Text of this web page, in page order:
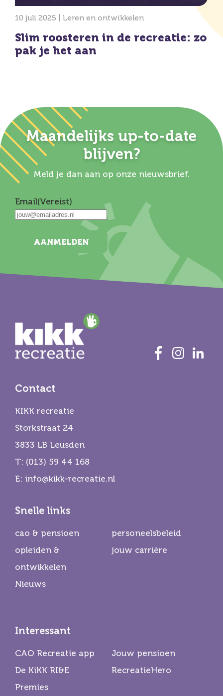
10 juli 2025 | Leren en ontwikkelen
Slim roosteren in de recreatie: zo
pak je het aan
Maandelijks up-to-date
blijven?
Meld je dan aan op onze nieuwsbrief.
Email(Vereist)
AANMELDEN
Contact
KIKK recreatie
Storkstraat 24
3833 LB Leusden
T: (013) 59 44 168
E: info@kikk-recreatie.nl
Snelle links
cao & pensioen
personeelsbeleid
opleiden &
ontwikkelen
jouw carrière
Nieuws
Interessant
CAO Recreatie app
Jouw pensioen
De KiKK RI&E
RecreatieHero
Premies